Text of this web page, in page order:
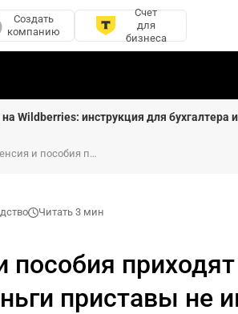
Создать
компанию
Счет
для
бизнеса
Wildberries: инструкция для бухгалтера
Зарплата, пенсия и пособия приходят на одну карту. Какие деньги приставы не имеют права списывать
Читать 3 мин
пособия
приставы не